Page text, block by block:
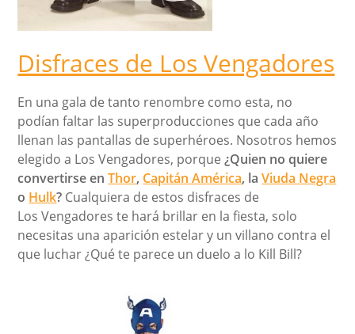
Disfraces de Los Vengadores
En una gala de tanto renombre como esta, no
podían faltar las superproducciones que cada año
llenan las pantallas de superhéroes. Nosotros hemos
elegido a Los Vengadores, porque¿Quien no quiere
convertirse enThor, Capitán América, laViuda Negra
o Hulk? Cualquiera de estos disfraces de
Los Vengadores te hará brillar en la fiesta, solo
necesitas una aparición estelar y un villano contra el
que luchar ¿Qué te parece un duelo a lo Kill Bill?